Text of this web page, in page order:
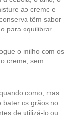
ao creme e
têm sabor
para equilibrar.
o milho com os
creme, sem
como, mas
bater os grãos no
de utilizá-lo ou